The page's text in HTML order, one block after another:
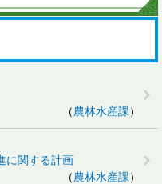
農林水産課
に関する計画
農林水産課